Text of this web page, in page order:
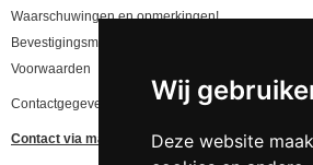
Wij
Deze website
Waarschuwingen en opmerkingen!
Bevestigingsmail niet gekregen, lees hier!
Voorwaarden
Contactgegevens en privacy
Contact via mail